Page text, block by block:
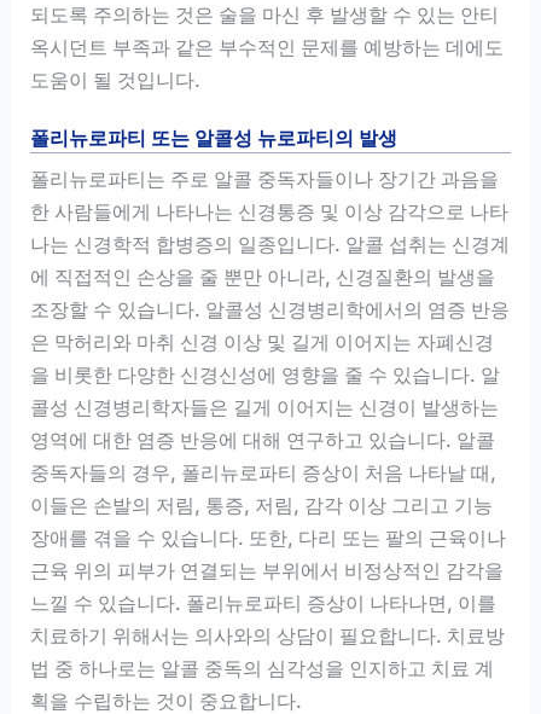
되도록 주의하는 것은 술을 마신 후 발생할 수 있는 안티
옥시던트 부족과 같은 부수적인 문제를 예방하는 데에도
도움이 될 것입니다.
폴리뉴로파티 또는 알콜성 뉴로파티의 발생
폴리뉴로파티는 주로 알콜 중독자들이나 장기간 과음을
한 사람들에게 나타나는 신경통증 및 이상 감각으로 나타
나는 신경학적 합병증의 일종입니다. 알콜 섭취는 신경계
에 직접적인 손상을 줄 뿐만 아니라, 신경질환의 발생을
조장할 수 있습니다. 알콜성 신경병리학에서의 염증 반응
은 막허리와 마취 신경 이상 및 길게 이어지는 자폐신경
을 비롯한 다양한 신경신성에 영향을 줄 수 있습니다. 알
콜성 신경병리학자들은 길게 이어지는 신경이 발생하는
영역에 대한 염증 반응에 대해 연구하고 있습니다. 알콜
중독자들의 경우, 폴리뉴로파티 증상이 처음 나타날 때,
이들은 손발의 저림, 통증, 저림, 감각 이상 그리고 기능
장애를 겪을 수 있습니다. 또한, 다리 또는 팔의 근육이나
근육 위의 피부가 연결되는 부위에서 비정상적인 감각을
느낄 수 있습니다. 폴리뉴로파티 증상이 나타나면, 이를
치료하기 위해서는 의사와의 상담이 필요합니다. 치료방
법 중 하나로는 알콜 중독의 심각성을 인지하고 치료 계
획을 수립하는 것이 중요합니다.